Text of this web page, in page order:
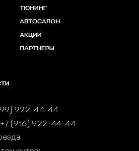
ТЮНИНГ
АВТОСАЛОН
АКЦИИ
ПАРТНЕРЫ
922-44-44
+7 (916) 922-44-44